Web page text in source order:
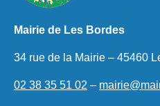
Mairie de Les Bordes
34 rue de la Mairie – 45460
02 38 35 51 02 –